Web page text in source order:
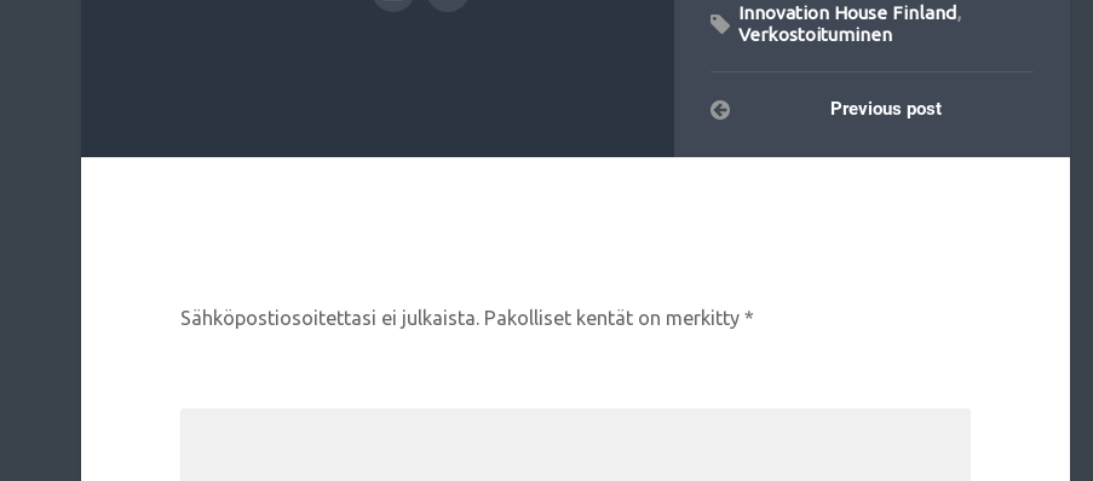
Innovation House Finland,
Verkostoituminen
Previous post
Sähköpostiosoitettasi ei julkaista. Pakolliset kentät on merkitty *